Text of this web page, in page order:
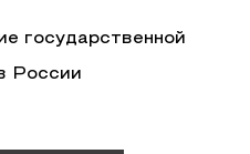
государственной
России